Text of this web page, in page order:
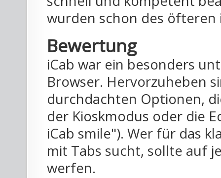
wurden schon des
Bewertung
iCab war ein besonders
Browser. Hervorzuheben
durchdachten Optionen,
der Kioskmodus oder die
iCab smile"). Wer für das
mit Tabs sucht, sollte auf
werfen.